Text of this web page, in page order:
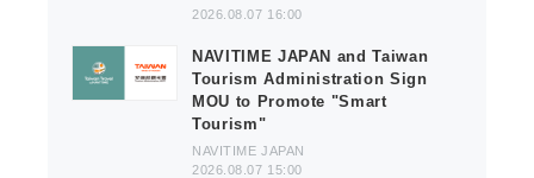
2026.08.07 16:00
NAVITIME JAPAN and Taiwan
Tourism Administration Sign
MOU to Promote "Smart
Tourism"
NAVITIME JAPAN
2026.08.07 15:00